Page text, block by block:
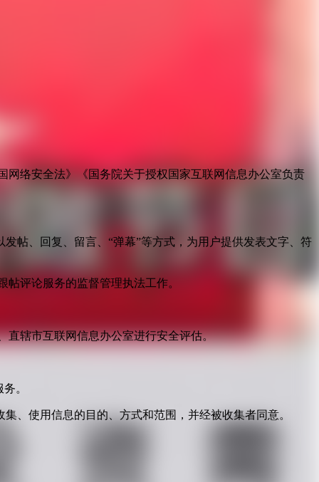
络安全法》《国务院关于授权国家互联网信息办公室负责
帖、回复、留言、“弹幕”等方式，为用户提供发表文字、符
评论服务的监督管理执法工作。
直辖市互联网信息办公室进行安全评估。
。
、使用信息的目的、方式和范围，并经被收集者同意。